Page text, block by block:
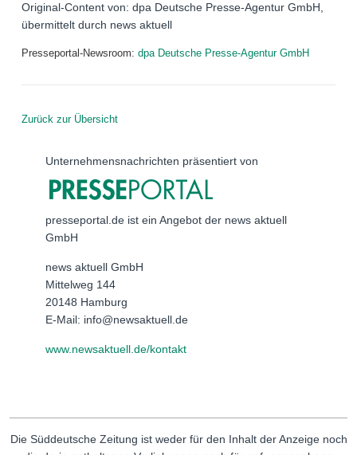
Original-Content von: dpa Deutsche Presse-Agentur GmbH,
übermittelt durch news aktuell
Presseportal-Newsroom: dpa Deutsche Presse-Agentur GmbH
Zurück zur Übersicht
Unternehmensnachrichten präsentiert von
presseportal.de ist ein Angebot der news aktuell
GmbH
news aktuell GmbH
Mittelweg 144
20148 Hamburg
E-Mail: info@newsaktuell.de
www.newsaktuell.de/kontakt
Die Süddeutsche Zeitung ist weder für den Inhalt der Anzeige noch